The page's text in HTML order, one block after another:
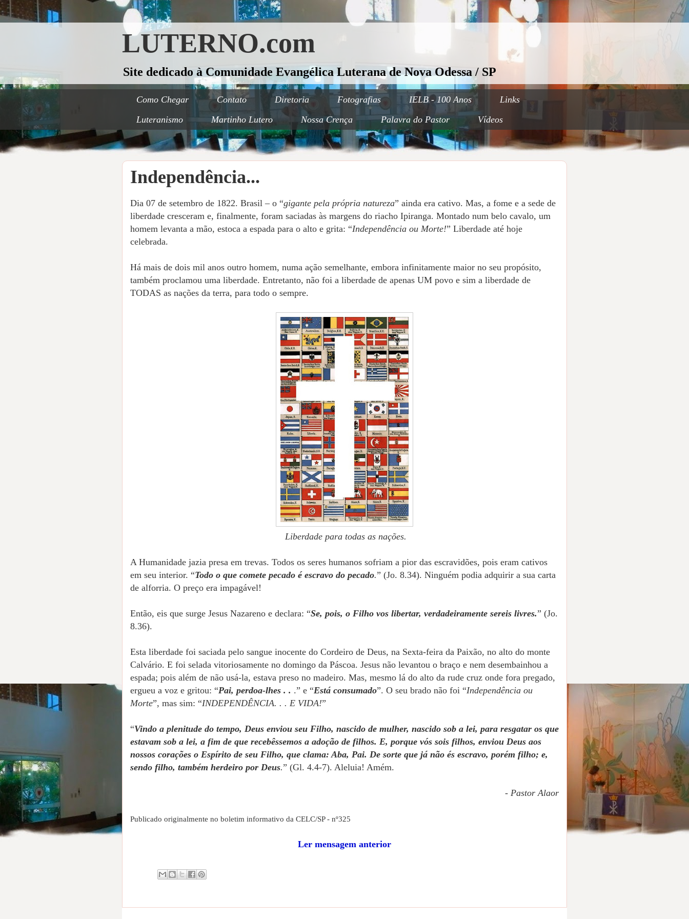
LUTERNO.com
Site dedicado à Comunidade Evangélica Luterana de Nova Odessa / SP
Como Chegar Contato Diretoria Fotografias IELB - 100 Anos
Links
Luteranismo
Martinho Lutero Nossa Crença Palavra do Pastor Vídeos
Independência...
Dia 07 de setembro de 1822. Brasil – o “gigante pela própria natureza” ainda era cativo. Mas, a fome e a sede de
liberdade cresceram e, finalmente, foram saciadas às margens do riacho Ipiranga. Montado num belo cavalo, um
homem levanta a mão, estoca a espada para o alto e grita: “Independência ou Morte!” Liberdade até hoje
celebrada.
Há mais de dois mil anos outro homem, numa ação semelhante, embora infinitamente maior no seu propósito,
também proclamou uma liberdade. Entretanto, não foi a liberdade de apenas UM povo e sim a liberdade de
TODAS as nações da terra, para todo o sempre.
Liberdade para todas as nações.
A Humanidade jazia presa em trevas. Todos os seres humanos sofriam a pior das escravidões, pois eram cativos
em seu interior. “Todo o que comete pecado é escravo do pecado.” (Jo. 8.34). Ninguém podia adquirir a sua carta
de alforria. O preço era impagável!
Então, eis que surge Jesus Nazareno e declara: “Se, pois, o Filho vos libertar, verdadeiramente sereis livres.” (Jo.
8.36).
Esta liberdade foi saciada pelo sangue inocente do Cordeiro de Deus, na Sexta-feira da Paixão, no alto do monte
Calvário. E foi selada vitoriosamente no domingo da Páscoa. Jesus não levantou o braço e nem desembainhou a
espada; pois além de não usá-la, estava preso no madeiro. Mas, mesmo lá do alto da rude cruz onde fora pregado,
ergueu a voz e gritou: “Pai, perdoa-lhes . . .” e “Está consumado”. O seu brado não foi “Independência ou
Morte”, mas sim: “INDEPENDÊNCIA. . . E VIDA!”
“Vindo a plenitude do tempo, Deus enviou seu Filho, nascido de mulher, nascido sob a lei, para resgatar os que
estavam sob a lei, a fim de que recebêssemos a adoção de filhos. E, porque vós sois filhos, enviou Deus aos
nossos corações o Espírito de seu Filho, que clama: Aba, Pai. De sorte que já não és escravo, porém filho; e,
sendo filho, também herdeiro por Deus.” (Gl. 4.4-7). Aleluia! Amém.
- Pastor Alaor
Publicado originalmente no boletim informativo da CELC/SP - nº325
Ler mensagem anterior